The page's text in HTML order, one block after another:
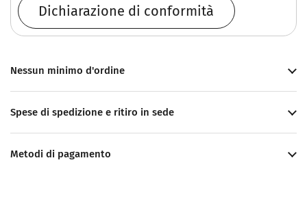
Dichiarazione di conformità
Nessun minimo d'ordine
Spese di spedizione e ritiro in sede
Metodi di pagamento